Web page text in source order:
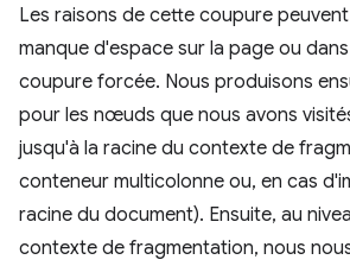
Les raisons de cette coupure
manque d'espace sur la page ou
coupure forcée. Nous produisons
pour les nœuds que nous avons
jusqu'à la racine du contexte de
conteneur multicolonne ou, en cas
racine du document). Ensuite, au
contexte de fragmentation, nous